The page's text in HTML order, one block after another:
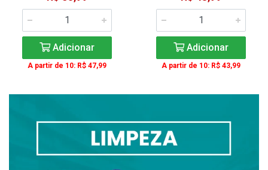
Adicionar
A partir de 10: R$ 47,99
Adicionar
A partir de 10: R$ 43,99